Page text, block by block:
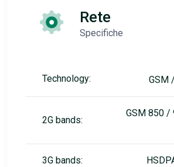
Rete
Specifiche
Technology: GSM
2G bands:
GSM 850
3G bands: